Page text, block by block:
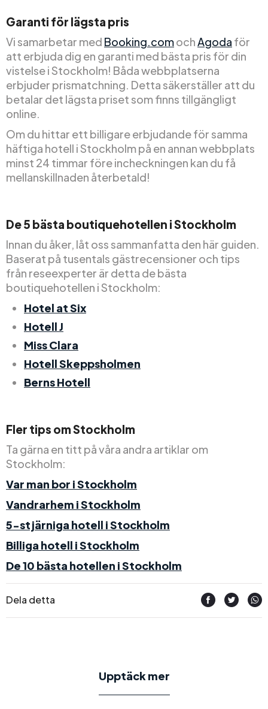
Garanti för lägsta pris
Vi samarbetar med Booking.comochAgoda för
att erbjuda dig en garanti med bästa pris för din
vistelse i Stockholm! Båda webbplatserna
erbjuder prismatchning. Detta säkerställer att du
betalar det lägsta priset som finns tillgängligt
online.
Om du hittar ett billigare erbjudande för samma
häftiga hotell i Stockholm på en annan webbplats
minst 24 timmar före incheckningen kan du få
mellanskillnaden återbetald!
De 5 bästa boutiquehotellen i Stockholm
Innan du åker, låt oss sammanfatta den här guiden.
Baserat på tusentals gästrecensioner och tips
från reseexperter är detta de bästa
boutiquehotellen i Stockholm:
Hotel at Six
Hotell J
Miss Clara
Hotell Skeppsholmen
Berns Hotell
Fler tips om Stockholm
Ta gärna en titt på våra andra artiklar om
Stockholm:
Var man bor i Stockholm
Vandrarhem i Stockholm
5-stjärniga hotell i Stockholm
Billiga hotell i Stockholm
De 10 bästa hotellen i Stockholm
Dela detta
Upptäck mer